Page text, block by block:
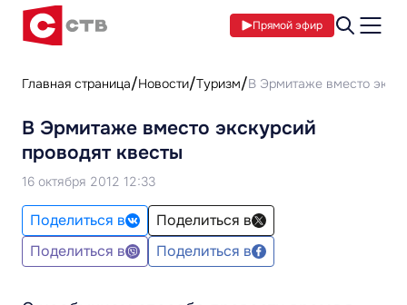
Прямой эфир
Главная страница Новости Туризм В Эрмитаже вместо
В Эрмитаже вместо экскурсий
проводят квесты
16 октября 2012 12:33
Поделиться в
Поделиться в
Поделиться в
Поделиться в